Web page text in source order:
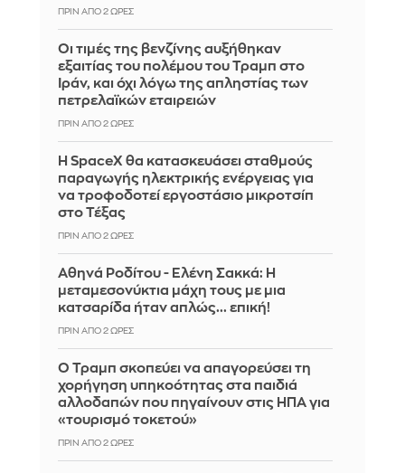
ΠΡΙΝ ΑΠΌ 2 ΏΡΕΣ
Οι τιμές της βενζίνης αυξήθηκαν
εξαιτίας του πολέμου του Τραμπ στο
Ιράν, και όχι λόγω της απληστίας των
πετρελαϊκών εταιρειών
ΠΡΙΝ ΑΠΌ 2 ΏΡΕΣ
Η SpaceX θα κατασκευάσει σταθμούς
παραγωγής ηλεκτρικής ενέργειας για
να τροφοδοτεί εργοστάσιο μικροτσίπ
στο Τέξας
ΠΡΙΝ ΑΠΌ 2 ΏΡΕΣ
Αθηνά Ροδίτου - Ελένη Σακκά: Η
μεταμεσονύκτια μάχη τους με μια
κατσαρίδα ήταν απλώς... επική!
ΠΡΙΝ ΑΠΌ 2 ΏΡΕΣ
Ο Τραμπ σκοπεύει να απαγορεύσει τη
χορήγηση υπηκοότητας στα παιδιά
αλλοδαπών που πηγαίνουν στις ΗΠΑ για
«τουρισμό τοκετού»
ΠΡΙΝ ΑΠΌ 2 ΏΡΕΣ